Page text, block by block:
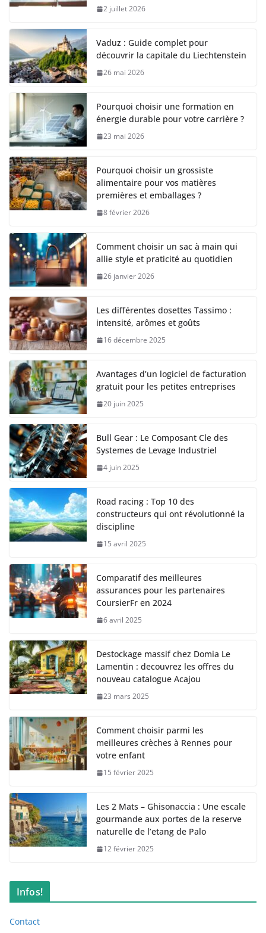
2 juillet 2026
Vaduz : Guide complet pour
découvrir la capitale du Liechtenstein
26 mai 2026
Pourquoi choisir une formation en
énergie durable pour votre carrière ?
23 mai 2026
Pourquoi choisir un grossiste
alimentaire pour vos matières
premières et emballages ?
8 février 2026
Comment choisir un sac à main qui
allie style et praticité au quotidien
26 janvier 2026
Les différentes dosettes Tassimo :
intensité, arômes et goûts
16 décembre 2025
Avantages d’un logiciel de facturation
gratuit pour les petites entreprises
20 juin 2025
Bull Gear : Le Composant Cle des
Systemes de Levage Industriel
4 juin 2025
Road racing : Top 10 des
constructeurs qui ont révolutionné la
discipline
15 avril 2025
Comparatif des meilleures
assurances pour les partenaires
CoursierFr en 2024
6 avril 2025
Destockage massif chez Domia Le
Lamentin : decouvrez les offres du
nouveau catalogue Acajou
23 mars 2025
Comment choisir parmi les
meilleures crèches à Rennes pour
votre enfant
15 février 2025
Les 2 Mats – Ghisonaccia : Une escale
gourmande aux portes de la reserve
naturelle de l’etang de Palo
12 février 2025
Infos!
Contact